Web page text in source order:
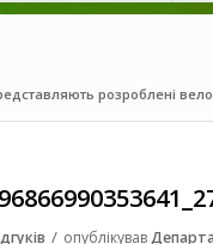
розроблені
/ опублікував